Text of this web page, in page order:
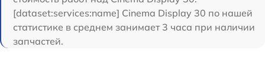
[dataset:services:name] Cinema Display 30 по нашей
статистике в среднем занимает 3 часа при наличии
запчастей.